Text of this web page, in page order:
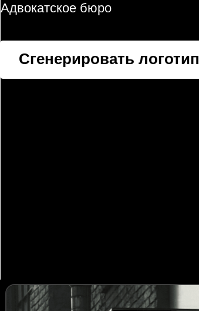
Адвокатское бюро
Сгенерировать логотип